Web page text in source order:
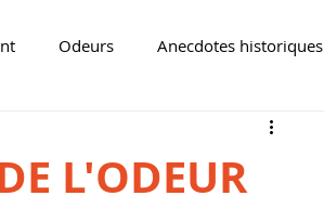
Odeurs Anecdotes historiques
L'ODEUR